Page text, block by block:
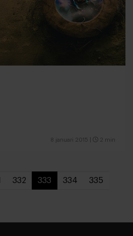
8 januari 2015 2 min
332 333 334 335